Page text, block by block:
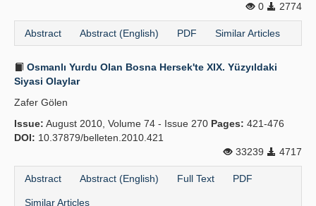
0
2774
Abstract Abstract (English) PDF Similar Articles
Osmanlı Yurdu Olan Bosna Hersek'te XIX. Yüzyıldaki
Siyasi Olaylar
Zafer Gölen
Issue: August 2010, Volume 74 - Issue 270 Pages: 421-476
DOI: 10.37879/belleten.2010.421
33239
4717
Abstract Abstract (English) Full Text PDF
Similar Articles